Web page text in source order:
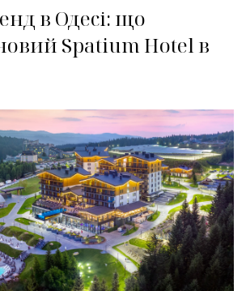
в Одесі: що
Spatium Hotel в